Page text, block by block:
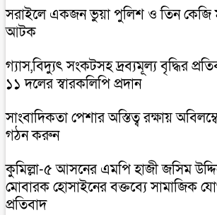
সরাইলে একজন ভুয়া পুলিশ ও তিন কেজি
আটক
গ্যাস,বিদ্যুৎ সংকটসহ দ্রব্যমূল্য বৃদ্ধির
১১ দলের স্বারকলিপি প্রদান
সাংবাদিকতা পেশার অস্তিত্ব রক্ষায়
গঠন করুন
কুমিল্লা-৫ আসনের এমপি হাজী জসিম
মোবারক হোসাইনের বক্তব্যে সামাজিক
প্রতিবাদ